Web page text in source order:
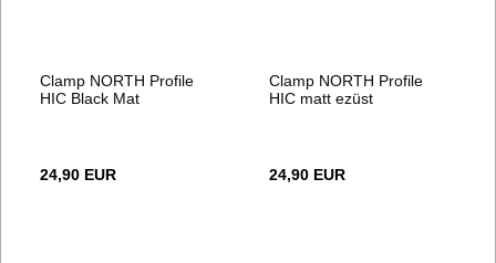
Clamp NORTH Profile
HIC Black Mat
24,90 EUR
Clamp NORTH Profile
HIC matt ezüst
24,90 EUR